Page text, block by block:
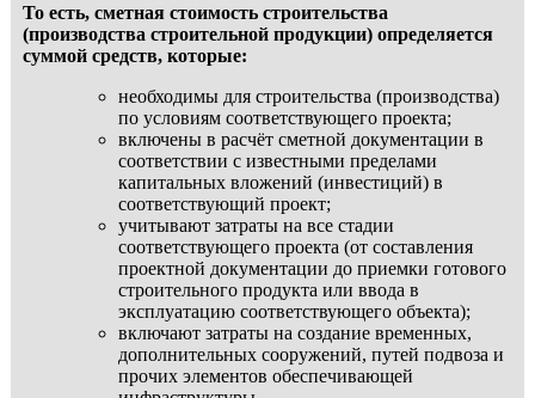
То есть, сметная стоимость строительства
(производства строительной продукции) определяется
суммой средств, которые:
необходимы для строительства (производства)
по условиям соответствующего проекта;
включены в расчёт сметной документации в
соответствии с известными пределами
капитальных вложений (инвестиций) в
соответствующий проект;
учитывают затраты на все стадии
соответствующего проекта (от составления
проектной документации до приемки готового
строительного продукта или ввода в
эксплуатацию соответствующего объекта);
включают затраты на создание временных,
дополнительных сооружений, путей подвоза и
прочих элементов обеспечивающей